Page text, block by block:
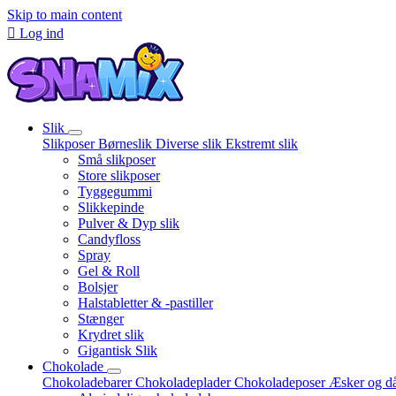
Skip to main content
 Log ind
Slik
SlikposerBørneslik Diverse slik Ekstremt slik
Små slikposer
Store slikposer
Tyggegummi
Slikkepinde
Pulver & Dyp slik
Candyfloss
Spray
Gel & Roll
Bolsjer
Halstabletter & -pastiller
Stænger
Krydret slik
Gigantisk Slik
Chokolade
ChokoladebarerChokoladepladerChokoladeposer Æsker og